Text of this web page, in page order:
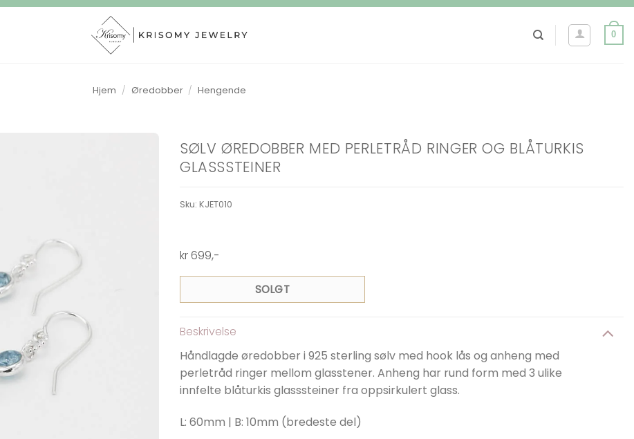
0
Hjem / Øredobber / Hengende
SØLV ØREDOBBER MED PERLETRÅD RINGER OG BLÅTURKIS
GLASSSTEINER
Sku: KJET010
kr 699,-
SOLGT
Beskrivelse
Håndlagde øredobber i 925 sterling sølv med hook lås og anheng med
perletråd ringer mellom glasstener. Anheng har rund form med 3 ulike
innfelte blåturkis glasssteiner fra oppsirkulert glass.
L: 60mm | B: 10mm (bredeste del)